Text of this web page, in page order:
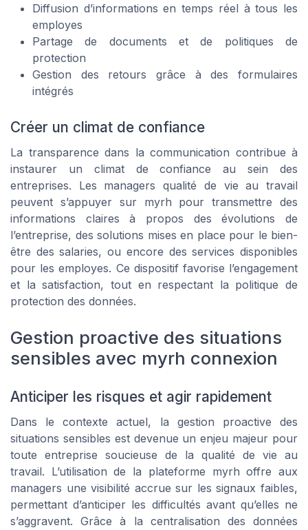
Diffusion d’informations en temps réel à tous les
employes
Partage de documents et de politiques de
protection
Gestion des retours grâce à des formulaires
intégrés
Créer un climat de confiance
La transparence dans la communication contribue à
instaurer un climat de confiance au sein des
entreprises. Les managers qualité de vie au travail
peuvent s’appuyer sur myrh pour transmettre des
informations claires à propos des évolutions de
l’entreprise, des solutions mises en place pour le bien-
être des salaries, ou encore des services disponibles
pour les employes. Ce dispositif favorise l’engagement
et la satisfaction, tout en respectant la politique de
protection des données.
Gestion proactive des situations
sensibles avec myrh connexion
Anticiper les risques et agir rapidement
Dans le contexte actuel, la gestion proactive des
situations sensibles est devenue un enjeu majeur pour
toute entreprise soucieuse de la qualité de vie au
travail. L’utilisation de la plateforme myrh offre aux
managers une visibilité accrue sur les signaux faibles,
permettant d’anticiper les difficultés avant qu’elles ne
s’aggravent. Grâce à la centralisation des données